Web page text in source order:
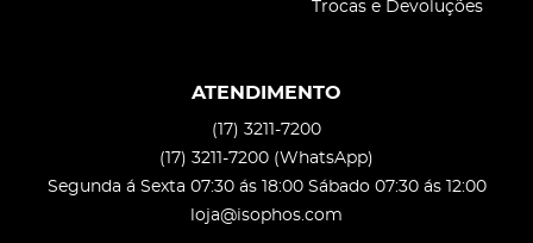
Trocas e Devoluções
ATENDIMENTO
(17) 3211-7200
(17) 3211-7200 (WhatsApp)
Segunda á Sexta 07:30 ás 18:00 Sábado 07:30 ás 12:00
loja@isophos.com